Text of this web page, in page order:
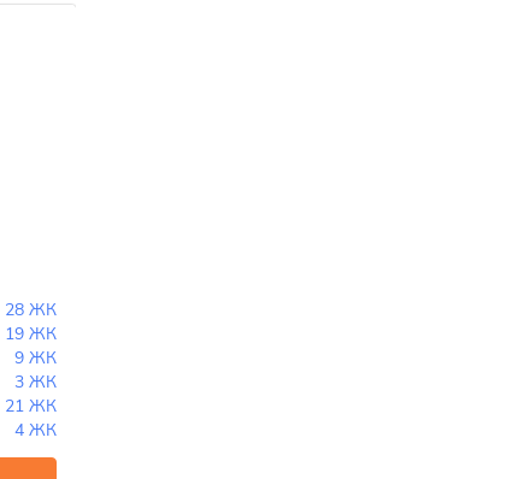
28 ЖК
19 ЖК
9 ЖК
3 ЖК
21 ЖК
4 ЖК